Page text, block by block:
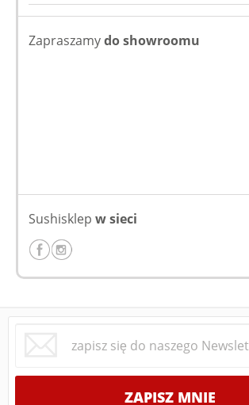
Zapraszamydo showroomu
Sushisklep w sieci